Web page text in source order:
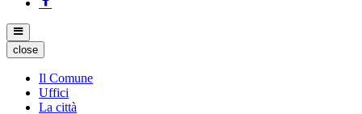
close
Il Comune
Uffici
La città